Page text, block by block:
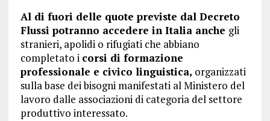
Al di fuori delle quote previste dal Decreto
Flussi potranno accedere in Italia anche gli
stranieri, apolidi o rifugiati che abbiano
completato i corsi di formazione
professionale e civico linguistica, organizzati
sulla base dei bisogni manifestati al Ministero del
lavoro dalle associazioni di categoria del settore
produttivo interessato.